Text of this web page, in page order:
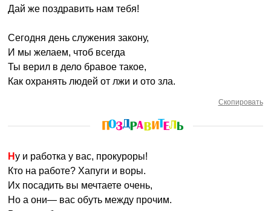
Дай же поздравить нам тебя!
Сегодня день служения закону,
И мы желаем, чтоб всегда
Ты верил в дело бравое такое,
Как охранять людей от лжи и ото зла.
Скопировать
Ну и работка у вас, прокуроры!
Кто на работе? Хапуги и воры.
Их посадить вы мечтаете очень,
Но а они— вас обуть между прочим.